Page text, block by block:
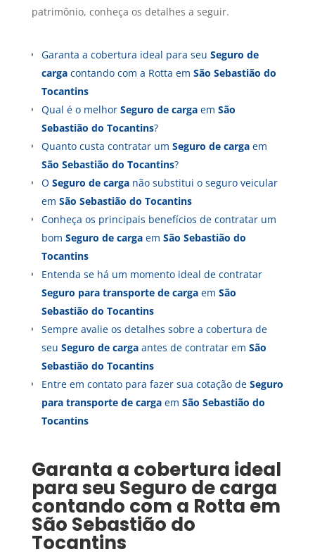
patrimônio, conheça os detalhes a seguir.
Garanta a cobertura ideal para seu Seguro de
cargacontando com a Rotta em São Sebastião do
Tocantins
Qual é o melhor Seguro de cargaem São
Sebastião do Tocantins?
Quanto custa contratar um Seguro de cargaem
São Sebastião do Tocantins?
O Seguro de carganão substitui o seguro veicular
em São Sebastião do Tocantins
Conheça os principais benefícios de contratar um
bom Seguro de cargaem São Sebastião do
Tocantins
Entenda se há um momento ideal de contratar
Seguro para transporte de cargaem São
Sebastião do Tocantins
Sempre avalie os detalhes sobre a cobertura de
seu Seguro de cargaantes de contratar em São
Sebastião do Tocantins
Entre em contato para fazer sua cotação de Seguro
para transporte de cargaem São Sebastião do
Tocantins
Garanta a cobertura ideal
para seu Seguro de carga
contando com a Rotta em
São Sebastião do
Tocantins